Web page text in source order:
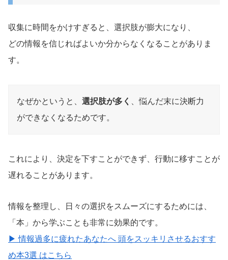
収集に時間をかけすぎると、選択肢が膨大になり、
どの情報を信じればよいか分からなくなることがありま
す。
なぜかというと、 選択肢が多く
、悩んだ末に決断力
ができなくなるためです。
これにより、決定を下すことができず、行動に移すことが
遅れることがあります。
情報を整理し、日々の選択をスムーズにするためには、
「本」から学ぶことも非常に効果的です。
▶︎ 情報過多に疲れたあなたへ 頭をスッキリさせるおすす
め本3選 はこちら